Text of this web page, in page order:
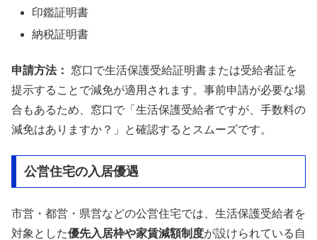
印鑑証明書
納税証明書
申請方法：
窓口で生活保護受給証明書または受給者証を
提示することで減免が適用されます。事前申請が必要な場
合もあるため、窓口で「生活保護受給者ですが、手数料の
減免はありますか？」と確認するとスムーズです。
公営住宅の入居優遇
市営・都営・県営などの公営住宅では、生活保護受給者を
対象とした優先入居枠や家賃減額制度が設けられている自